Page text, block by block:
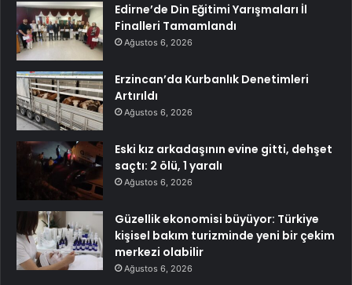
Edirne’de Din Eğitimi Yarışmaları İl
Finalleri Tamamlandı
Ağustos 6, 2026
Erzincan’da Kurbanlık Denetimleri
Artırıldı
Ağustos 6, 2026
Eski kız arkadaşının evine gitti, dehşet
saçtı: 2 ölü, 1 yaralı
Ağustos 6, 2026
Güzellik ekonomisi büyüyor: Türkiye
kişisel bakım turizminde yeni bir çekim
merkezi olabilir
Ağustos 6, 2026